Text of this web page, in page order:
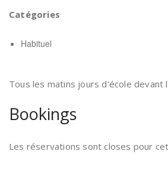
Catégories
Habituel
Tous les matins jours d’école
Bookings
Les réservations sont closes pour